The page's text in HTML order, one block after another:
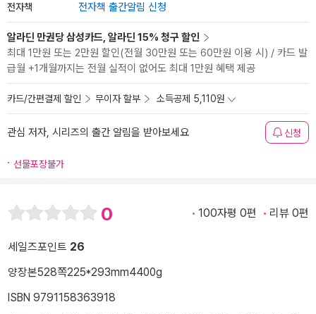
전자책 전자책 출간알림 신청
알라딘 만권당 삼성카드, 알라딘 15% 청구 할인
최대 1만원 또는 2만원 할인(전월 30만원 또는 60만원 이용 시) / 카드 발
급월 +1개월까지는 전월 실적이 없어도 최대 1만원 혜택 제공
카드/간편결제 할인 무이자 할부 소득공제 5,110원
관심 저자, 시리즈의 출간 알림을 받아보세요 신청
선물포장불가
0 100자평 0편 리뷰 0편
세일즈포인트 26
양장본528쪽225*293mm4400g
ISBN 9791158363918